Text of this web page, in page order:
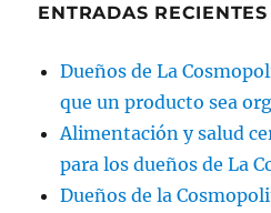
ENTRADAS RECIENTES
Dueños de La
que un producto sea
Alimentación y salud
para los dueños de La
Dueños de la